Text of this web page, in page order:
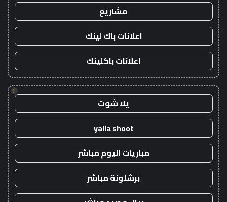
مشاريع
اعلانات باك لينك
اعلانات باكلينك
!
يلا شوت
yalla shoot
مباريات اليوم مباشر
برشلونة مباشر